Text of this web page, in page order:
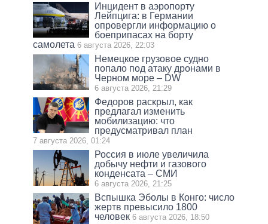
Инцидент в аэропорту
Лейпцига: в Германии
опровергли информацию о
боеприпасах на борту
самолета 6 августа 2026, 22:03
Немецкое грузовое судно
попало под атаку дронами в
Черном море – DW
6 августа 2026, 21:29
Федоров раскрыл, как
предлагал изменить
мобилизацию: что
предусматривал план
7 августа 2026, 01:24
Россия в июле увеличила
добычу нефти и газового
конденсата – СМИ
6 августа 2026, 21:25
Вспышка Эболы в Конго: число
жертв превысило 1800
человек 6 августа 2026, 18:50